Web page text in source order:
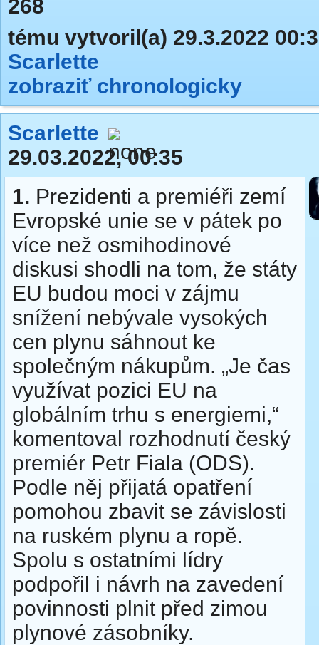
268
tému vytvoril(a) 29.3.2022
Scarlette
zobraziť chronologicky
Scarlette
29.03.2022, 00:35
1. Prezidenti a premiéři zemí
Evropské unie se v pátek po
více než osmihodinové
diskusi shodli na tom, že státy
EU budou moci v zájmu
snížení nebývale vysokých
cen plynu sáhnout ke
společným nákupům. „Je čas
využívat pozici EU na
globálním trhu s energiemi,“
komentoval rozhodnutí český
premiér Petr Fiala (ODS).
Podle něj přijatá opatření
pomohou zbavit se závislosti
na ruském plynu a ropě.
Spolu s ostatními lídry
podpořil i návrh na zavedení
povinnosti plnit před zimou
plynové zásobníky.